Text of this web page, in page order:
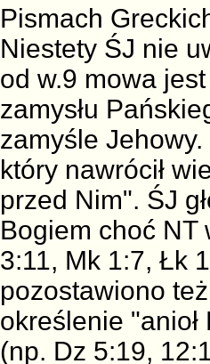
Pismach
Niestety ŚJ nie
od w.9 mowa
zamysłu
zamyśle
który nawrócił
przed Nim". ŚJ
Bogiem choć NT
3:11, Mk 1:7, Łk
pozostawiono
określenie
(np. Dz 5:19,